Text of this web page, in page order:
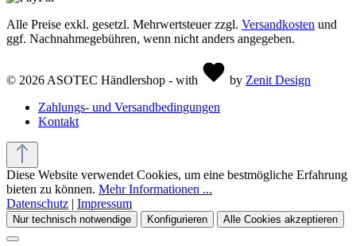
Alle Preise exkl. gesetzl. Mehrwertsteuer zzgl. Versandkosten und
ggf. Nachnahmegebühren, wenn nicht anders angegeben.
© 2026 ASOTEC Händlershop - with by Zenit Design
Zahlungs- und Versandbedingungen
Kontakt
Diese Website verwendet Cookies, um eine bestmögliche Erfahrung
bieten zu können. Mehr Informationen ...
Datenschutz | Impressum
Nur technisch notwendige Konfigurieren Alle Cookies akzeptieren